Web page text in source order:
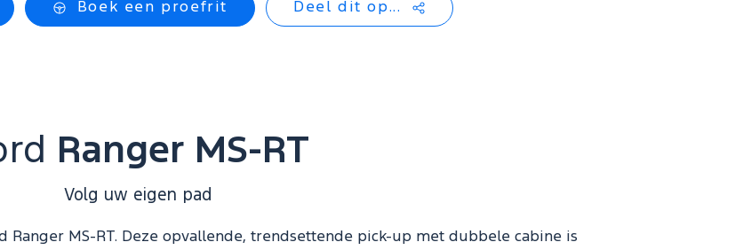
Boek een proefrit Deel dit op...
Ranger MS-RT
Volg uw eigen pad
Ranger MS-RT. Deze opvallende, trendsettende pick-up met dubbele cabine is